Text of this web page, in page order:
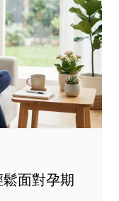
面對孕期